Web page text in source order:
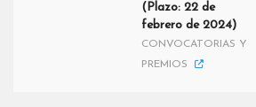
(Plazo: 22 de
febrero de 2024)
CONVOCATORIAS Y
PREMIOS